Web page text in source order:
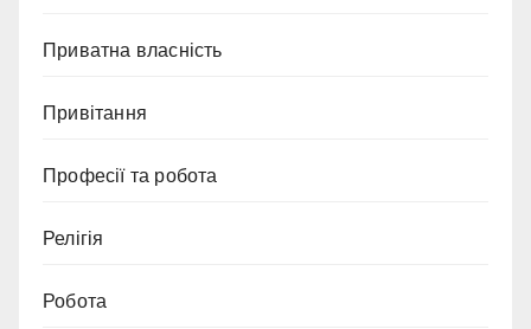
Приватна власність
Привітання
Професії та робота
Релігія
Робота